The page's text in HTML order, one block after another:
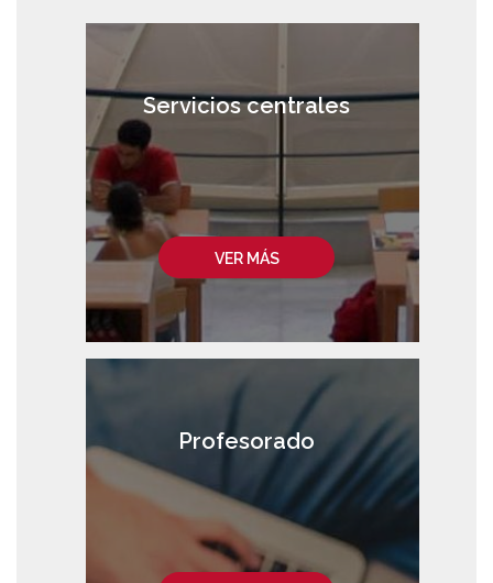
VER MÁS
Servicios centrales
Profesorado